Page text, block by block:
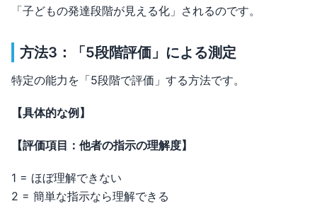
「子どもの発達段階が見える化」されるのです。
方法3：「5段階評価」による測定
特定の能力を「5段階で評価」する方法です。
【具体的な例】
【評価項目：他者の指示の理解度】
1 = ほぼ理解できない
2 = 簡単な指示なら理解できる